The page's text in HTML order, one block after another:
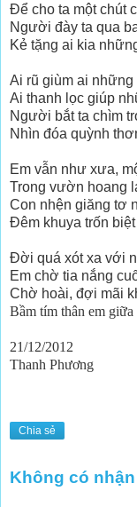
Để cho ta một chút
Người đày ta qua
Kẻ tặng ai kia
Ai rũ giùm ai
Ai thanh lọc giúp
Người bắt ta chìm
Nhìn đóa quỳnh
Em vẫn như xưa,
Trong vườn hoang
Con nhện giăng tơ
Đêm khuya trốn
Đời quá xót xa với
Em chờ tia nắng
Chờ hoài, đợi mãi
Bầm tím thân em giữa
21/12/2012
Thanh Phương
Chia sẻ
Không có